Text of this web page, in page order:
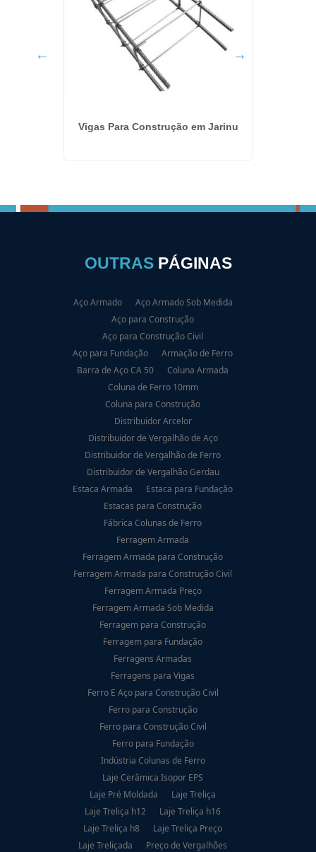
Vigas Para Construção em Jarinu
OUTRAS PÁGINAS
Aço Armado
Aço Armado Sob Medida
Aço para Construção
Aço para Construção Civil
Aço para Fundação
Armação de Ferro
Barra de Aço CA 50
Coluna Armada
Coluna de Ferro 10mm
Coluna para Construção
Distribuidor Arcelor
Distribuidor de Vergalhão de Aço
Distribuidor de Vergalhão de Ferro
Distribuidor de Vergalhão Gerdau
Estaca Armada
Estaca para Fundação
Estacas para Construção
Fábrica Colunas de Ferro
Ferragem Armada
Ferragem Armada para Construção
Ferragem Armada para Construção Civil
Ferragem Armada Preço
Ferragem Armada Sob Medida
Ferragem para Construção
Ferragem para Fundação
Ferragens Armadas
Ferragens para Vigas
Ferro E Aço para Construção Civil
Ferro para Construção
Ferro para Construção Civil
Ferro para Fundação
Indústria Colunas de Ferro
Laje Cerâmica Isopor EPS
Laje Pré Moldada
Laje Treliça
Laje Treliça h12
Laje Treliça h16
Laje Treliça h8
Laje Treliça Preço
Laje Treliçada
Preço de Vergalhões